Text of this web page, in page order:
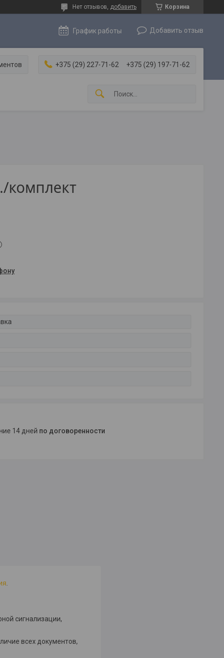
Корзина
Нет отзывов, добавить
График работы Добавить отзыв
+375 (29) 227-71-62 +375 (29) 197-71-62
/комплект
14 дней по договоренности
сигнализации,
всех документов,